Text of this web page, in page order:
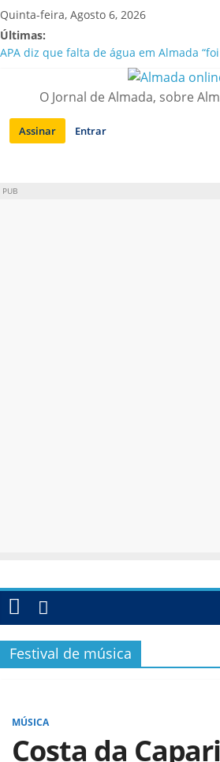
Saltar
para
conteúdo
Quinta-feira, Agosto 6, 2026
Últimas:
APA diz que falta de água em Almada
Laranjeiro | Cultura pop asiática invade a
Ponte 25 de Abril celebra 60 anos com
Lisboa e Almada
Situação de alerta em Almada renovada
O Jornal de Almada, sobre
Assinar Entrar
PUB
Festival de música
MÚSICA
Costa da